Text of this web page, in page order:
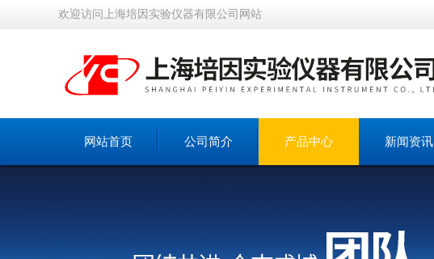
欢迎访问上海培因实验仪器有限公司网站
网站首页 公司简介 产品中心 新闻资讯